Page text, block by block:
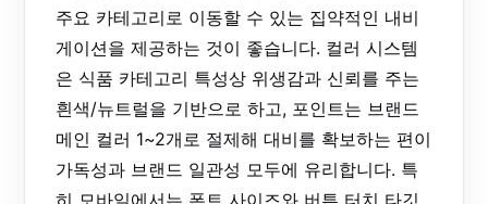
주요 카테고리로 이동할 수 있는 집약적인 내비
게이션을 제공하는 것이 좋습니다. 컬러 시스템
은 식품 카테고리 특성상 위생감과 신뢰를 주는
흰색/뉴트럴을 기반으로 하고, 포인트는 브랜드
메인 컬러 1~2개로 절제해 대비를 확보하는 편이
가독성과 브랜드 일관성 모두에 유리합니다. 특